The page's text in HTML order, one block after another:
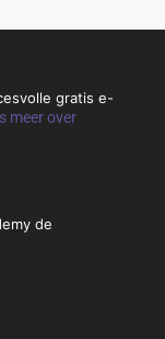
gratis e-
meer over
de